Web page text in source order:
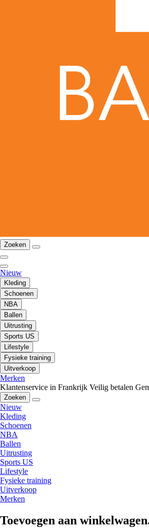
Zoeken
Nieuw
Kleding
Schoenen
NBA
Ballen
Uitrusting
Sports US
Lifestyle
Fysieke training
Uitverkoop
Merken
Klantenservice in Frankrijk Veilig betalen
Zoeken
Nieuw
Kleding
Schoenen
NBA
Ballen
Uitrusting
Sports US
Lifestyle
Fysieke training
Uitverkoop
Merken
Toevoegen aan